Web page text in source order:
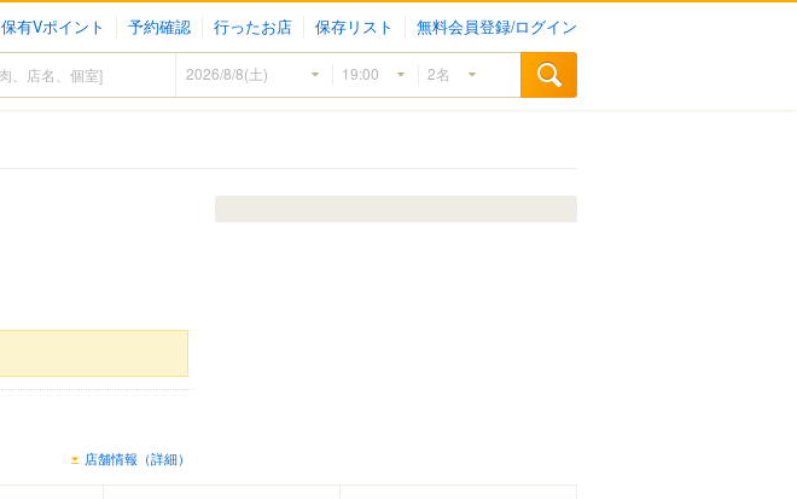
保有Vポイント 予約確認 行ったお店 保存リスト 無料会員登録/ログイン
店舗情報（詳細）